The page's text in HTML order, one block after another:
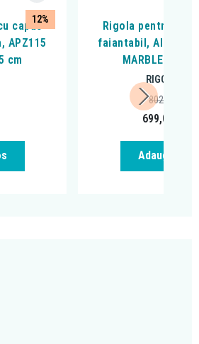
12%
capac
APZ115
cm
Rigola pentru dus
faiantabil,
MARBLE LOW
RIGOLE DUS
699,00
802,08
Adauga in